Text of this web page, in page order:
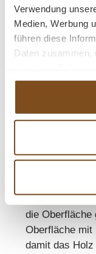
Verwendung
Medien, Werbung
führen diese
Daten zusammen,
haben.
Nur für den
1. Vor dem
Möbelöl mit
staubfreien
die Oberfläche
Oberfläche mit
damit das